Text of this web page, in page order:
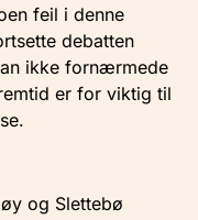
feil i denne
debatten
ikke fornærmede
er for viktig til
og Slettebø